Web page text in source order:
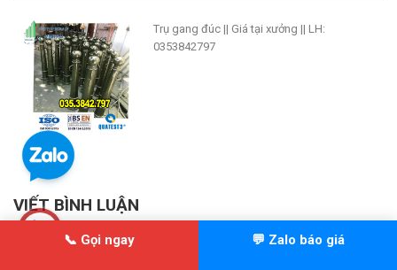
Trụ gang đúc || Giá tại xưởng || LH:
0353842797
VIẾT BÌNH LUẬN
📞 Gọi ngay 💬 Zalo báo giá